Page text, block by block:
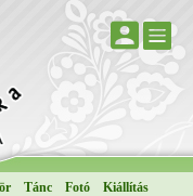
Tánc Fotó
Kiállítás